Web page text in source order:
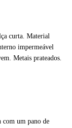
curta. Material
impermeável
Metais prateados.
com um pano de